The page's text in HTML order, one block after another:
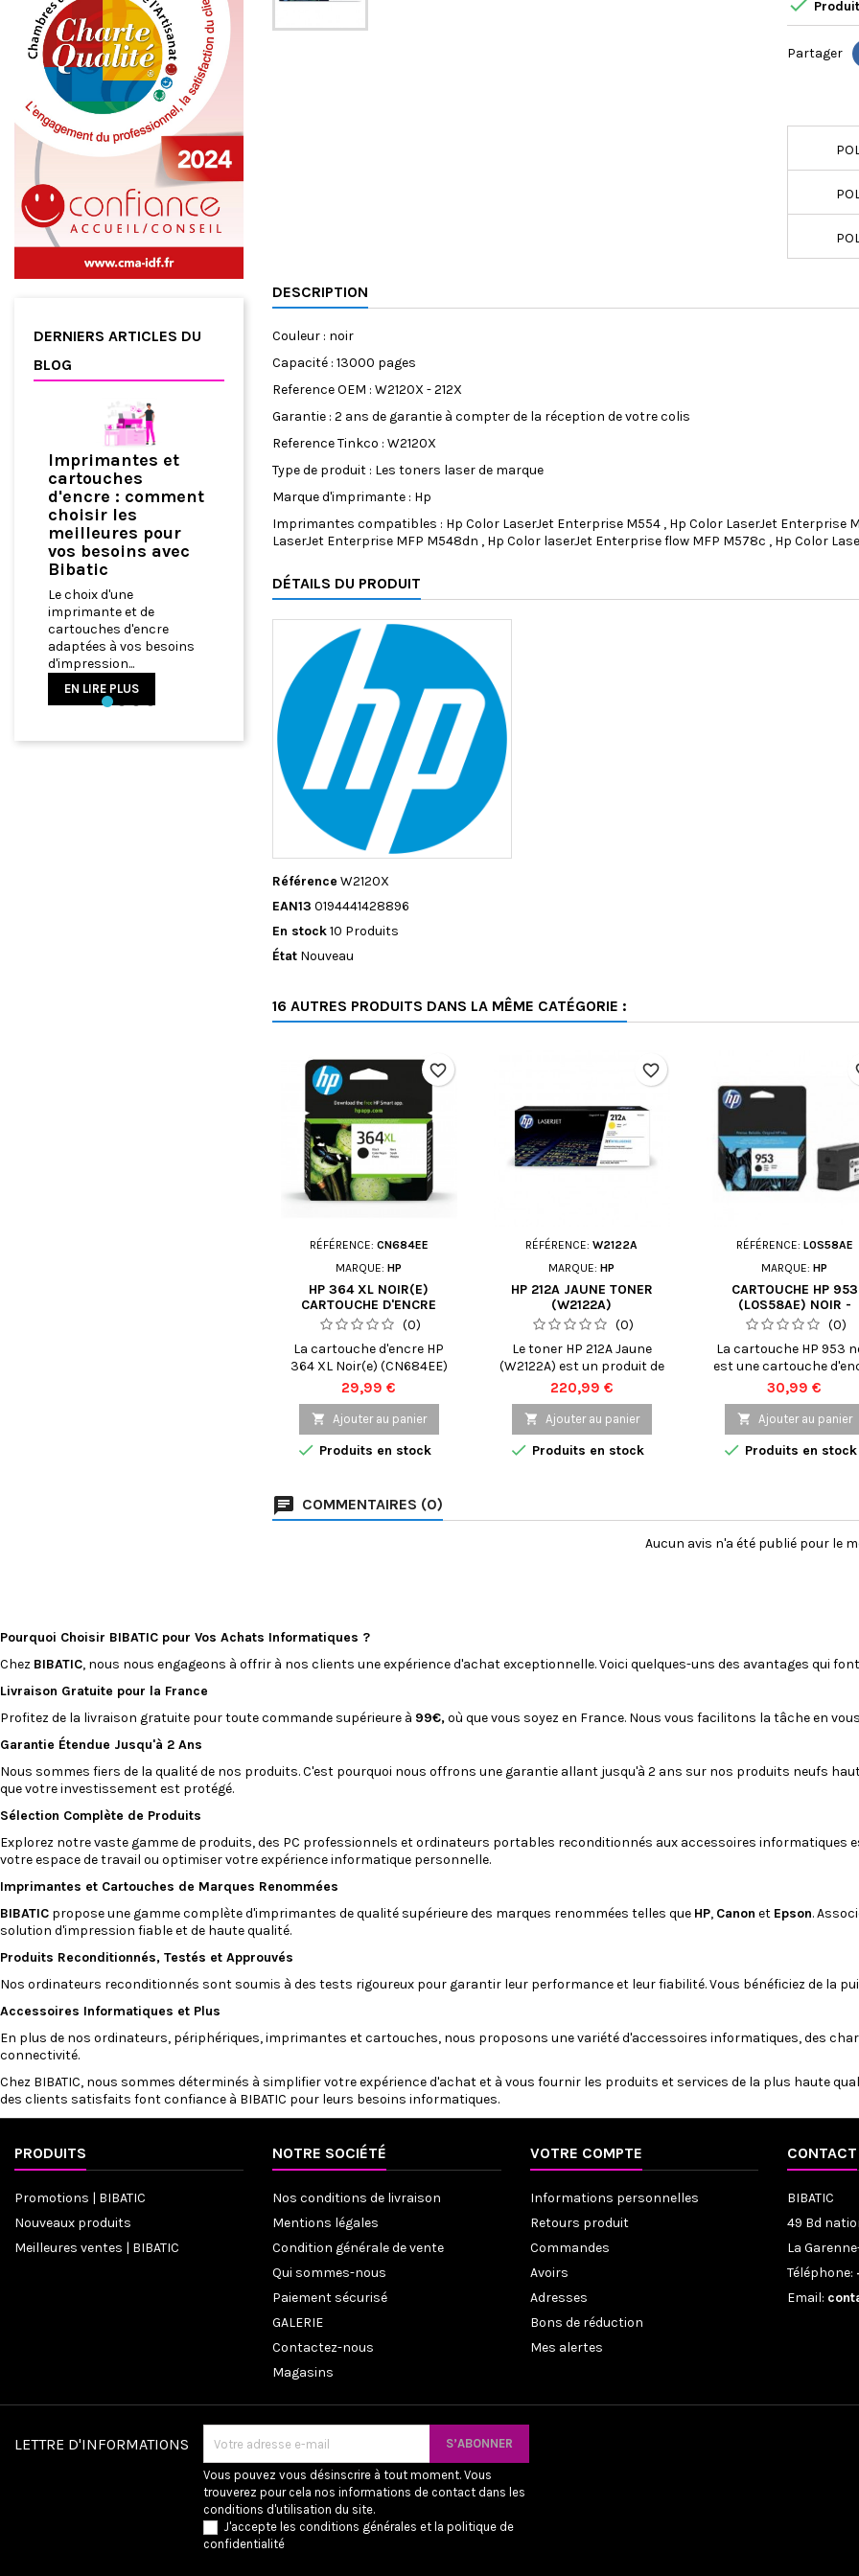
DERNIERS ARTICLES DU
BLOG
et
: comment
pour
avec
et de
d'encre
à vos besoins
Comment
Optimiser Votre
Bureau à Domicile
avec du Matériel
Informatique de
Qualité
Votre Bureau à Domicile
avec du Matériel
Informatique de Qualité

Partager
DESCRIPTION
Couleur : noir
Capacité : 13000 pages
Reference OEM : W2120X - 212X
Garantie : 2 ans de garantie à compter de la réception de votre colis
Reference Tinkco : W2120X
Type de produit : Les toners laser de marque
Marque d'imprimante : Hp
Imprimantes compatibles : Hp Color LaserJet Enterprise M554 , Hp Color LaserJet Enterprise
LaserJet Enterprise MFP M548dn , Hp Color laserJet Enterprise flow MFP M578c , Hp Color
DÉTAILS DU PRODUIT
Référence W2120X
EAN13 0194441428896
En stock10 Produits
État Nouveau
16 AUTRES PRODUITS DANS LA MÊME CATÉGORIE :
RÉFÉRENCE: CN684EE
MARQUE:HP
HP 364 XL NOIR(E)
CARTOUCHE D'ENCRE
(CN684EE)(0)
La cartouche d'encre HP
364 XL Noir(e) (CN684EE)
est un choix idéal pour les
utilisateurs d'imprimantes
HP compatibles qui
cherchent à imprimer des
documents de qualité
Cette cartouche d'encre
haute capacité offre une
Prix
29,99 €
 Ajouter au panier
 Produits en stock
favorite_border
RÉFÉRENCE:W2122A
MARQUE:HP
HP 212A JAUNE TONER
(W2122A)
(0)
Le toner HP 212A Jaune
(W2122A) est un produit de
qualité supérieure conçu
pour les imprimantes HP
LaserJet Pro. Ce toner
d'origine HP offre des
couleurs vives et
d'impression
professionnels. Le toner HP
Prix
220,99 €
 Ajouter au panier
 Produits en stock
favorite_border
RÉFÉRENCE: L0S58AE
MARQUE:HP
CARTOUCHE HP 953
(L0S58AE) NOIR -
CARTOUCHE D'ENCRE
MARQUE HP
(0)
La cartouche HP 953
est une cartouche
originale de la marque
conçue pour fournir
impressions de haute
qualité et fiables.
cartouche noire est
8730, 8740. La
HP 953 noir offre une
capacité d'impression
Prix
30,99 €
 Ajouter au panier
 Produits en stock
COMMENTAIRES (0)
Aucun avis n'a été publié pour le
Pourquoi Choisir BIBATIC pour Vos Achats Informatiques ?
Chez BIBATIC, nous nous engageons à offrir à nos clients une expérience d'achat exceptionnelle. Voici quelques-uns des avantages qui
Livraison Gratuite pour la France
Profitez de la livraison gratuite pour toute commande supérieure à 99€,où que vous soyez en France. Nous vous facilitons la tâche en
Garantie Étendue Jusqu'à 2 Ans
Nous sommes fiers de la qualité de nos produits. C'est pourquoi nous offrons une garantie allant jusqu'à 2 ans sur nos produits neufs
que votre investissement est protégé.
Sélection Complète de Produits
Explorez notre vaste gamme de produits, des PC professionnels etordinateurs portables reconditionnés aux accessoires informatiques
votre espace de travail ou optimiser votre expérience informatique personnelle.
Imprimantes et Cartouches de Marques Renommées
BIBATIC propose une gamme complète d'imprimantes de qualité supérieure des marques renommées telles que HP, Canon et Epson.
solution d'impression fiable et de haute qualité.
Produits Reconditionnés, Testés et Approuvés
Nos ordinateurs reconditionnés sont soumis à des tests rigoureux pour garantir leur performance et leur fiabilité. Vous bénéficiez de la
Accessoires Informatiques et Plus
En plus de nos ordinateurs, périphériques, imprimantes et cartouches, nous proposons une variété d'accessoires informatiques, des
connectivité.
Chez BIBATIC, nous sommes déterminés à simplifier votre expérience d'achat et à vous fournir les produits et services de la plus haute
des clients satisfaits font confiance à BIBATIC pour leurs besoins informatiques.
PRODUITS
Promotions | BIBATIC
Nouveaux produits
Meilleures ventes | BIBATIC
NOTRE SOCIÉTÉ
Nos conditions de livraison
Mentions légales
Condition générale de vente
Qui sommes-nous
Paiement sécurisé
GALERIE
Contactez-nous
Magasins
VOTRE COMPTE
Informations personnelles
Retours produit
Commandes
Avoirs
Adresses
Bons de réduction
Mes alertes
CONTACT
BIBATIC
49 Bd
La
Téléphone:
Email:
LETTRE D'INFORMATIONS
Vous pouvez vous désinscrire à tout moment. Vous
trouverez pour cela nos informations de contact dans les
conditions d'utilisation du site.
J'accepte les conditions générales et la politique de
confidentialité